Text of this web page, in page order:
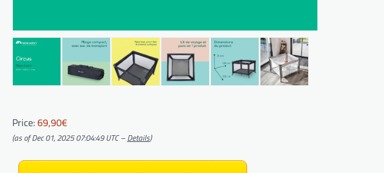
Price:69,90€
(as of Dec 01, 2025 07:04:49 UTC – Details)